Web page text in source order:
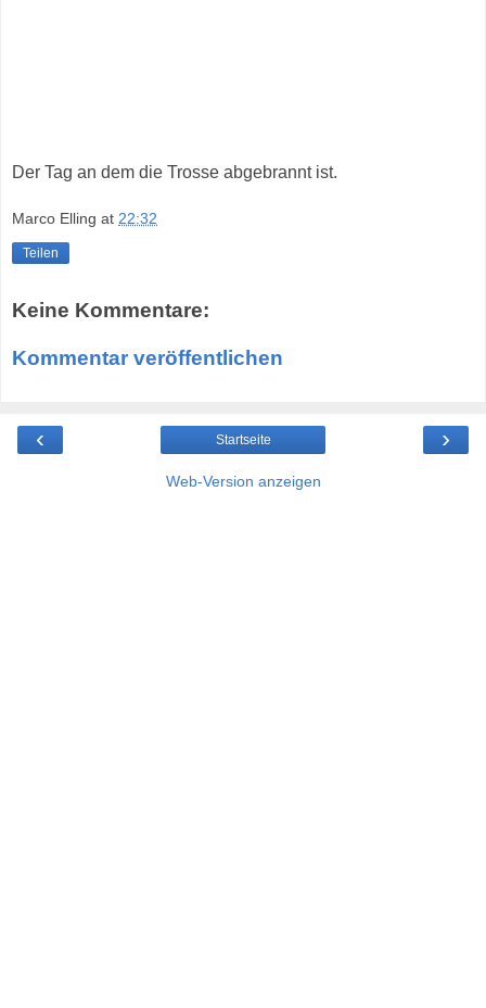
Der Tag an dem die Trosse abgebrannt ist.
Marco Elling at 22:32
Teilen
Keine Kommentare:
Kommentar veröffentlichen
‹ ›
Startseite
Web-Version anzeigen